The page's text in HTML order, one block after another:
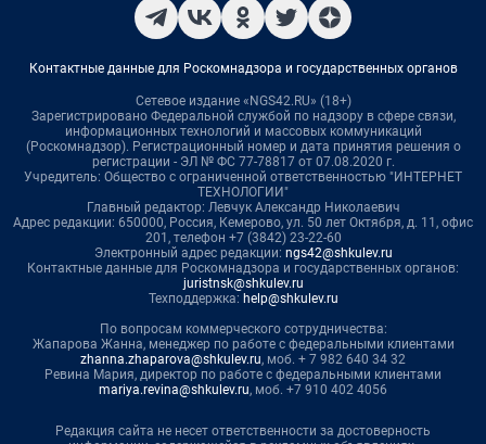
Контактные данные для Роскомнадзора и государственных органов
Сетевое издание «NGS42.RU» (18+)
Зарегистрировано Федеральной службой по надзору в сфере связи,
информационных технологий и массовых коммуникаций
(Роскомнадзор). Регистрационный номер и дата принятия решения о
регистрации - ЭЛ № ФС 77-78817 от 07.08.2020 г.
Учредитель: Общество с ограниченной ответственностью "ИНТЕРНЕТ
ТЕХНОЛОГИИ"
Главный редактор: Левчук Александр Николаевич
Адрес редакции: 650000, Россия, Кемерово, ул. 50 лет Октября, д. 11, офис
201, телефон +7 (3842) 23-22-60
Электронный адрес редакции: ngs42@shkulev.ru
Контактные данные для Роскомнадзора и государственных органов:
juristnsk@shkulev.ru
Техподдержка: help@shkulev.ru
По вопросам коммерческого сотрудничества:
Жапарова Жанна, менеджер по работе с федеральными клиентами
zhanna.zhaparova@shkulev.ru, моб. + 7 982 640 34 32
Ревина Мария, директор по работе с федеральными клиентами
mariya.revina@shkulev.ru, моб. +7 910 402 4056
Редакция сайта не несет ответственности за достоверность